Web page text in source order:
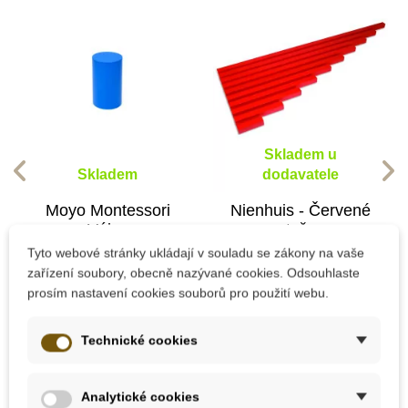
Skladem
Moyo Montessori
Válec
115 Kč
Přidat do košíku
Skladem u
dodavatele
Nienhuis - Červené
tyče
4 907 Kč
Přidat do košíku
Tyto webové stránky ukládají v souladu se zákony na vaše
zařízení soubory, obecně nazývané cookies. Odsouhlaste
prosím nastavení cookies souborů pro použití webu.
Technické cookies
Analytické cookies